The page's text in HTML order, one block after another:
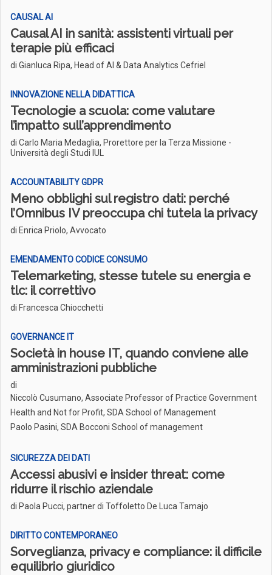
CAUSAL AI
Causal AI in sanità: assistenti virtuali per
terapie più efficaci
di Gianluca Ripa, Head of AI & Data Analytics Cefriel
INNOVAZIONE NELLA DIDATTICA
Tecnologie a scuola: come valutare
l’impatto sull’apprendimento
di Carlo Maria Medaglia, Prorettore per la Terza Missione -
Università degli Studi IUL
ACCOUNTABILITY GDPR
Meno obblighi sul registro dati: perché
l’Omnibus IV preoccupa chi tutela la privacy
di Enrica Priolo, Avvocato
EMENDAMENTO CODICE CONSUMO
Telemarketing, stesse tutele su energia e
tlc: il correttivo
di Francesca Chiocchetti
GOVERNANCE IT
Società in house IT, quando conviene alle
amministrazioni pubbliche
di
Niccolò Cusumano, Associate Professor of Practice Government
Health and Not for Profit, SDA School of Management
Paolo Pasini, SDA Bocconi School of management
SICUREZZA DEI DATI
Accessi abusivi e insider threat: come
ridurre il rischio aziendale
di Paola Pucci, partner di Toffoletto De Luca Tamajo
DIRITTO CONTEMPORANEO
Sorveglianza, privacy e compliance: il difficile
equilibrio giuridico